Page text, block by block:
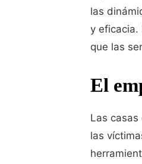
las
y eficacia.
que las
El
Las
las